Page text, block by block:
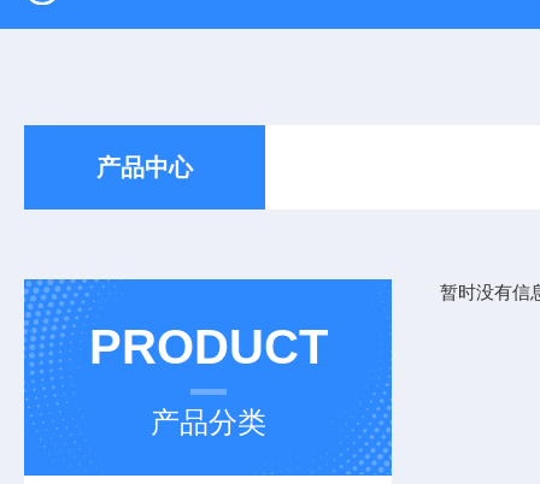
产品中心
PRODUCT
产品分类
暂时没有信